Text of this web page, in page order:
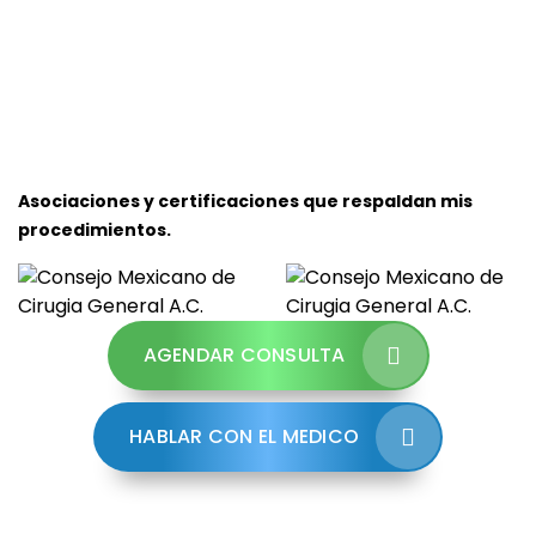
Asociaciones y certificaciones que respaldan mis
procedimientos.
AGENDAR CONSULTA
HABLAR CON EL MEDICO